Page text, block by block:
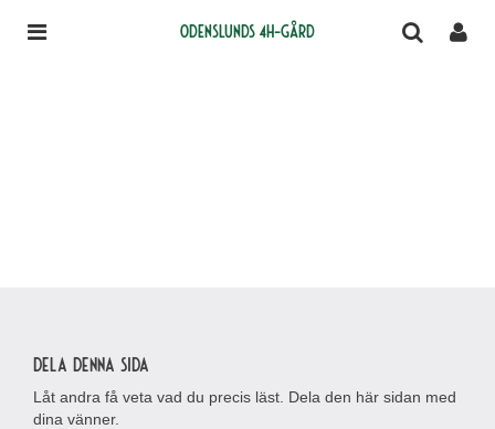
Odenslunds 4H-gård
Dela denna sida
Låt andra få veta vad du precis läst. Dela den här sidan med
dina vänner.